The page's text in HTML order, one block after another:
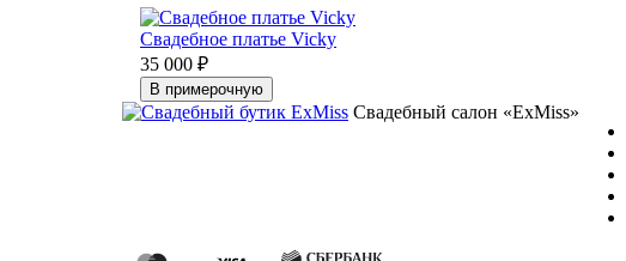
Свадебное платье Vicky
35 000 ₽
В примерочную
Свадебный салон «ExMiss»